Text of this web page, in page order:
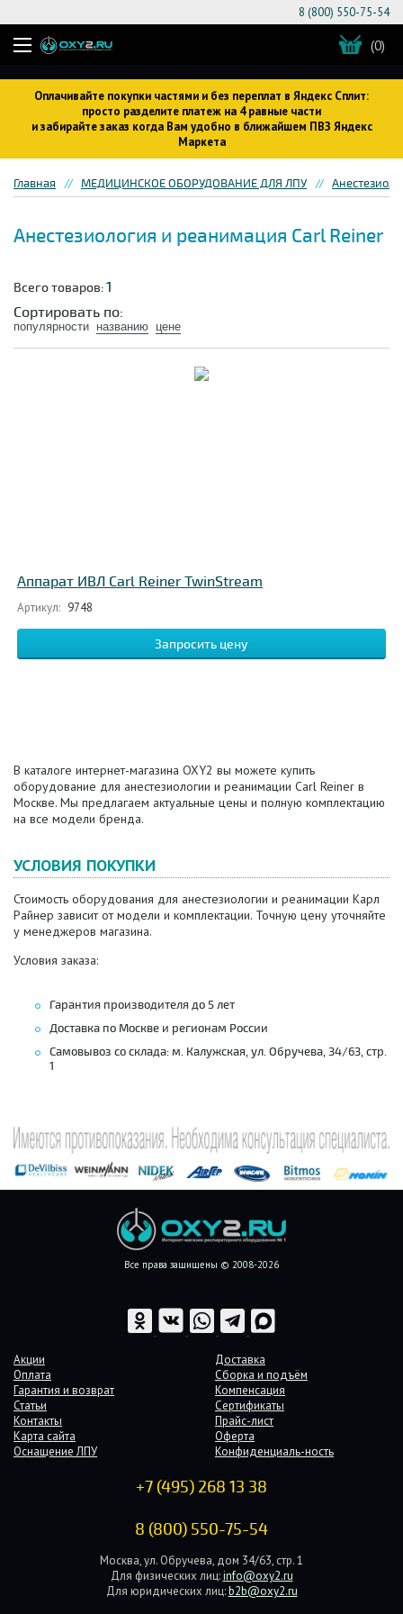
Оплачивайте покупки частями и без переплат в Яндекс Сплит:
просто разделите платеж на 4 равные части
и забирайте заказ когда Вам удобно в ближайшем ПВЗ Яндекс
Маркета
8 (800) 550-75-54
(0)
Главная МЕДИЦИНСКОЕ ОБОРУДОВАНИЕ ДЛЯ ЛПУ
Анестезиология и реанимация Carl Reiner
Всего товаров:1
Сортировать по:
популярности названию цене
Аппарат ИВЛ Carl Reiner TwinStream
Артикул: 9748
Запросить цену
В каталоге интернет-магазина OXY2 вы можете купить
оборудование для анестезиологии и реанимации Carl Reiner в
Москве. Мы предлагаем актуальные цены и полную комплектацию
на все модели бренда.
УСЛОВИЯ ПОКУПКИ
Стоимость оборудования для анестезиологии и реанимации Карл
Райнер зависит от модели и комплектации. Точную цену уточняйте
у менеджеров магазина.
Условия заказа:
Гарантия производителя до 5 лет
Доставка по Москве и регионам России
Самовывоз со склада: м. Калужская, ул. Обручева, 34/63, стр.
1
Все права защищены © 2008-2026
Акции
Доставка
Оплата
Сборка и подъём
Гарантия и возврат
Компенсация
Статьи
Сертификаты
Контакты
Прайс-лист
Карта сайта
Оферта
Оснащение ЛПУ
Конфиденциаль-ность
+7 (495) 268 13 38
8 (800) 550-75-54
Москва, ул. Обручева, дом 34/63, стр. 1
Для физических лиц: info@oxy2.ru
Для юридических лиц: b2b@oxy2.ru